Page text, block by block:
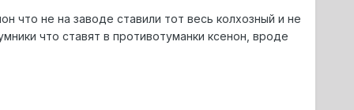
что не на заводе ставили тот весь колхозный и не
что ставят в противотуманки ксенон, вроде